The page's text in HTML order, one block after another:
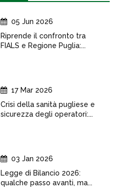
05 Jun 2026
Riprende il confronto tra
FIALS e Regione Puglia:...
17 Mar 2026
Crisi della sanità pugliese e
sicurezza degli operatori:...
03 Jan 2026
Legge di Bilancio 2026:
qualche passo avanti, ma...